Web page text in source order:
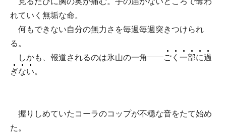
れていく無垢な命。
何もできない自分の無力さを毎週毎週突きつけられ
る。
しかも、報道されるのは氷山の一角――ご く 一部に過
ぎない。
握りしめていたコーラのコップが不穏な音をたて始め
た。